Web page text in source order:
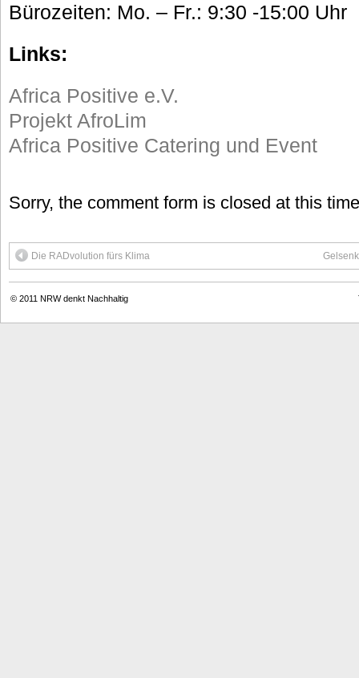
Bürozeiten: Mo. – Fr.: 9:30 -15:00 Uhr
Links:
Africa Positive e.V.
Projekt AfroLim
Africa Positive Catering und Event
Sorry, the comment form is closed at this
Die RADvolution fürs Klima
© 2011 NRW denkt Nachhaltig